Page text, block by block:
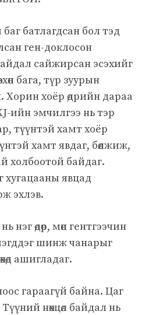
батлагдсан бол тэд
ген-доклосон
байдал сайжирсан эсэхийг
бага, түр зуурын
Хорин хоёр өдрийн дараа
ийн эмчилгээ нь тэр
түүнтэй хамт хоёр
хамт явдаг, бөөлжиж,
холбоотой байдаг.
хугацааны явцад
эхлэв.
нэг өдөр, мөн гентгээчин
шинж чанарыг
ашигладаг.
гараагүй байна. Цаг
нөхцөл байдал нь